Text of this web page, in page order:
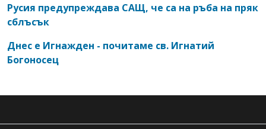
Русия предупреждава САЩ, че са на ръба на пряк
сблъсък
Днес е Игнажден - почитаме св. Игнатий
Богоносец